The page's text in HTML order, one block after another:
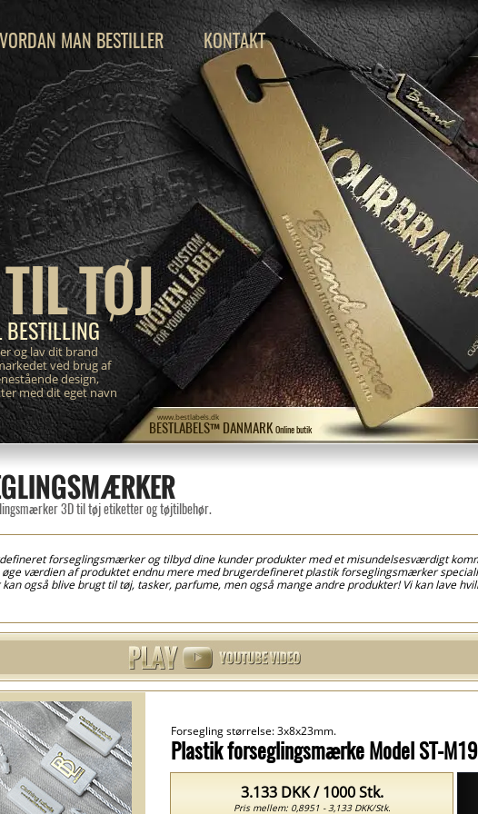
BESTLABELS™ DANMARKOnline butik
www.bestlabels.dk
TØJ
og lav dit brand
ved brug af
design,
med dit eget navn
MAN BESTILLER KONTAKT
3D til tøj etiketter og tøjtilbehør.
forseglingsmærker og tilbyd dine kunder produkter med et misundelsesværdigt
værdien af produktet endnu mere med brugerdefineret plastik forseglingsmærker
også blive brugt til tøj, tasker, parfume, men også mange andre produkter! Vi kan lave
denne side kan du finde forskelige typer af brugerdefineret plastik forseglingsmærker ,
de brugerdefineret lavet ifølge de skabte design og du vil modtage dem efter de
form er kompleks med fremhævet i nødindskrifter, eksempel: logo, brand navn eller
snor og en låsningsenhed i begge ender. Når den er forseglet, kan plastik
ekstra sikkerhed og sikre at produktet er originalt! Sådanne brugerdefineret plastik
men også snoren, alt efter modellen. Hvis du vil have at dine produkter skal se
Plastik forseglingsmærke Model ST-
Forsegling størrelse: 3x8x23mm.
3.133 DKK / 1000 Stk.
Pris mellem: 0,8951 - 3,133 DKK/Stk.